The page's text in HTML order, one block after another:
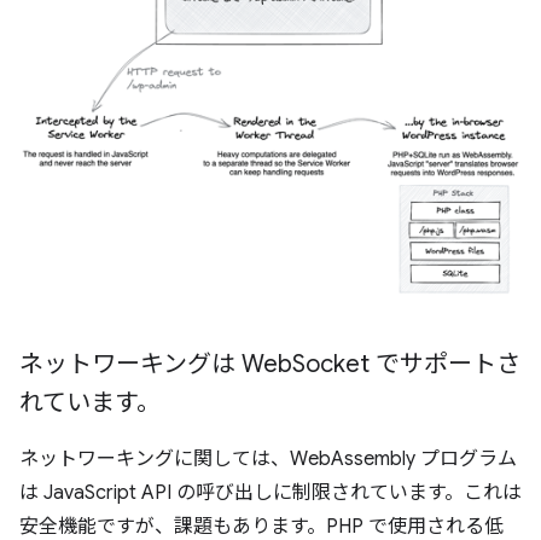
ネットワーキングは WebSocket でサポートさ
れています。
ネットワーキングに関しては、WebAssembly プログラム
は JavaScript API の呼び出しに制限されています。これは
安全機能ですが、課題もあります。PHP で使用される低